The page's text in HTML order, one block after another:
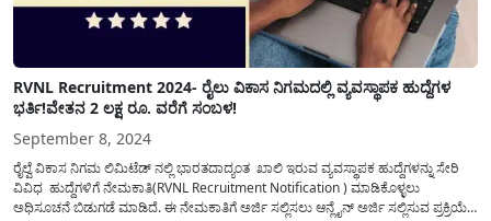
RVNL Recruitment 2024- ರೈಲು ವಿಕಾಸ ನಿಗಮದಲ್ಲಿ ವ್ಯವಸ್ಥಾಪಕ ಹುದ್ದೆಗಳ
ಭರ್ತಿ!ವೇತನ 2 ಲಕ್ಷ ರೂ. ವರೆಗೆ ಸಂಬಳ!
September 8, 2024
ರೈಲ್ವೆ ವಿಕಾಸ ನಿಗಮ ಲಿಮಿಟೆಡ್ ನಲ್ಲಿ ಭಾರತದಾದ್ಯಂತ ಖಾಲಿ ಇರುವ ವ್ಯವಸ್ಥಾಪಕ ಹುದ್ದೆಗಳನ್ನು ಸೇರಿ
ವಿವಿಧ ಹುದ್ದೆಗಳಿಗೆ ನೇಮಕಾತಿ(RVNL Recruitment Notification ) ಮಾಡಿಕೊಳ್ಳಲು
ಅಧಿಸೂಚನೆ ಬಿಡುಗಡೆ ಮಾಡಿದೆ. ಈ ನೇಮಕಾತಿಗೆ ಅರ್ಜಿ ಸಲ್ಲಿಸಲು ಆನ್ಲೈನ್ ಅರ್ಜಿ ಸಲ್ಲಿಸುವ ಪ್ರಕ್ರಿಯೆ